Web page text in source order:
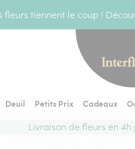
fleurs tiennent le coup !
Deuil Petits Prix Cadeaux
Livraison de fleurs en